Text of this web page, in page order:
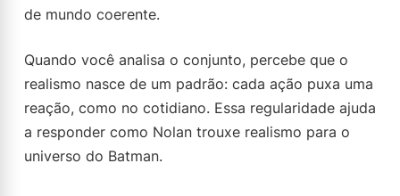
de mundo coerente.
Quando você analisa o conjunto, percebe que o
realismo nasce de um padrão: cada ação puxa uma
reação, como no cotidiano. Essa regularidade ajuda
a responder como Nolan trouxe realismo para o
universo do Batman.